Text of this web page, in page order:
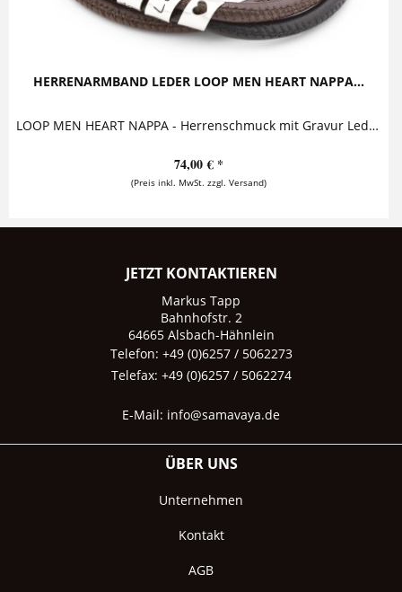
HERRENARMBAND LEDER LOOP MEN HEART NAPPA...
LOOP MEN HEART NAPPA - Herrenschmuck mit Gravur Lederarmband aus Nappaleder mit bestempelter Silberspirale Dieses ausdrucksstarke Lederarmband mit...
74,00 € *
(Preis inkl. MwSt. zzgl. Versand)
JETZT KONTAKTIEREN
Markus Tapp
Bahnhofstr. 2
64665 Alsbach-Hähnlein
Telefon: +49 (0)6257 / 5062273
Telefax: +49 (0)6257 / 5062274
E-Mail: info@samavaya.de
ÜBER UNS
Unternehmen
Kontakt
AGB